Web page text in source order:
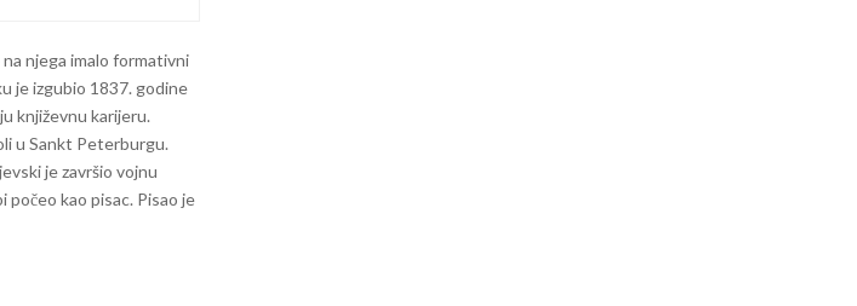
njega imalo formativni
je izgubio 1837. godine
književnu karijeru.
u Sankt Peterburgu.
je završio vojnu
počeo kao pisac. Pisao je